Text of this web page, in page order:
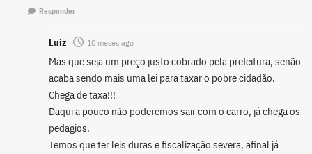
Responder
Luiz 10 meses ago
Mas que seja um preço justo cobrado pela prefeitura, senão
acaba sendo mais uma lei para taxar o pobre cidadão.
Chega de taxa!!!
Daqui a pouco não poderemos sair com o carro, já chega os
pedagios.
Temos que ter leis duras e fiscalização severa, afinal já